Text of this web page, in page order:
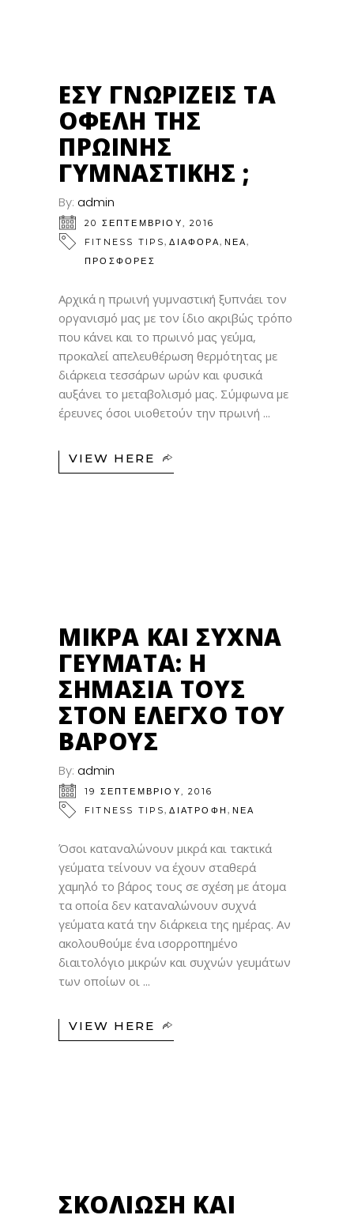
ΕΣΎ ΓΝΩΡΊΖΕΙΣ ΤΑ
ΟΦΈΛΗ ΤΗΣ
ΠΡΩΙΝΉΣ
ΓΥΜΝΑΣΤΙΚΉΣ ;
By: admin
20 ΣΕΠΤΕΜΒΡΊΟΥ, 2016
FITNESS TIPS,ΔΙΑΦΟΡΑ, ΝΕΑ,
ΠΡΟΣΦΟΡΕΣ
Αρχικά η πρωινή γυμναστική ξυπνάει τον
οργανισμό μας με τον ίδιο ακριβώς τρόπο
που κάνει και το πρωινό μας γεύμα,
προκαλεί απελευθέρωση θερμότητας με
διάρκεια τεσσάρων ωρών και φυσικά
αυξάνει το μεταβολισμό μας. Σύμφωνα με
έρευνες όσοι υιοθετούν την πρωινή
VIEW HERE
ΜΙΚΡΆ ΚΑΙ ΣΥΧΝΆ
ΓΕΎΜΑΤΑ: Η
ΣΗΜΑΣΊΑ ΤΟΥΣ
ΣΤΟΝ ΈΛΕΓΧΟ ΤΟΥ
ΒΆΡΟΥΣ
By: admin
19 ΣΕΠΤΕΜΒΡΊΟΥ, 2016
FITNESS TIPS,ΔΙΑΤΡΟΦΗ,ΝΕΑ
Όσοι καταναλώνουν μικρά και τακτικά
γεύματα τείνουν να έχουν σταθερά
χαμηλό το βάρος τους σε σχέση με άτομα
τα οποία δεν καταναλώνουν συχνά
γεύματα κατά την διάρκεια της ημέρας. Αν
ακολουθούμε ένα ισορροπημένο
διαιτολόγιο μικρών και συχνών γευμάτων
των οποίων οι
VIEW HERE
ΣΚΟΛΊΩΣΗ ΚΑΙ